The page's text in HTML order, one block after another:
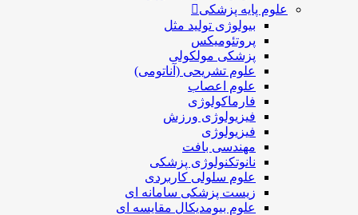
علوم پایه پزشکی
بیولوژی تولید مثل
پروتئومیکس
پزشکی مولکولی
علوم تشریحی (آناتومی)
علوم اعصاب
فارماکولوژی
فیزیولوژی ورزش
فیزیولوژی
مهندسی بافت
نانوتکنولوژی پزشکی
علوم سلولی کاربردی
زیست پزشکی سامانه ای
علوم بیومدیکال مقایسه ای